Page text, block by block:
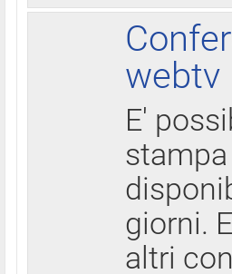
webtv
E'
giorni.
altri